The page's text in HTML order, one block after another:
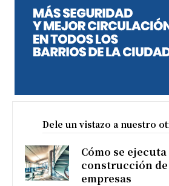
Dele un vistazo a nuestro
Cómo se
construcción
empresas